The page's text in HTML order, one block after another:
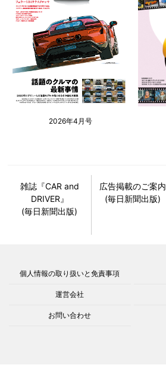
2026年4月号
雑誌『CAR and
DRIVER』
(毎日新聞出版)
広告掲載のご案内
(毎日新聞出版)
個人情報の取り扱いと免責事項
運営会社
お問い合わせ